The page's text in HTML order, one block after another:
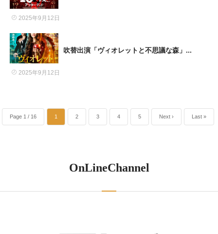
2025年9月12日
吹替出演「ヴィオレットと不思議な森」...
2025年9月12日
Page 1 / 16 1 2 3 4 5 Next › Last »
OnLineChannel